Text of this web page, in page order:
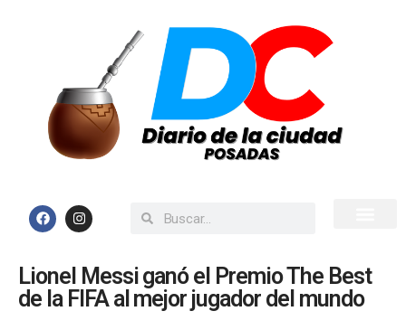
Lionel Messi ganó el Premio The Best
de la FIFA al mejor jugador del mundo